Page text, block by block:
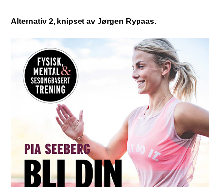
Alternativ 2, knipset av Jørgen Rypaas.